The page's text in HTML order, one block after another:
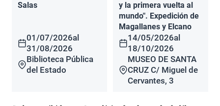
Salas
01/07/2026al
31/08/2026
Biblioteca Pública
del Estado
y la primera vuelta al
mundo". Expedición de
Magallanes y Elcano
14/05/2026al
18/10/2026
MUSEO DE SANTA
CRUZ C/ Miguel de
Cervantes, 3